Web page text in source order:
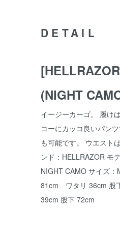
DETAIL
(NIGHT
イージーカーゴ。 履け
コーにカッコ良いパン
も可能です。 ウエスト
ンド：HELLRAZOR モ
NIGHT CAMO サイズ
81cm ワタリ 36cm 股
39cm 股下 72cm